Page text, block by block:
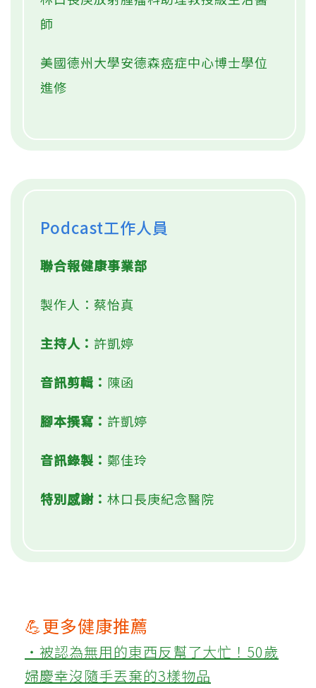
師
美國德州大學安德森癌症中心博士學位
進修
Podcast工作人員
聯合報健康事業部
製作人：蔡怡真
主持人： 許凱婷
音訊剪輯： 陳函
腳本撰寫： 許凱婷
音訊錄製： 鄭佳玲
特別感謝： 林口長庚紀念醫院
💪更多健康推薦
‧被認為無用的東西反幫了大忙！50歲
婦慶幸沒隨手丟棄的3樣物品